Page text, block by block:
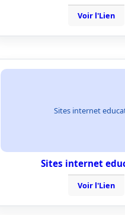
Voir l'Lien
Sites internet
Sites internet
Voir l'Lien